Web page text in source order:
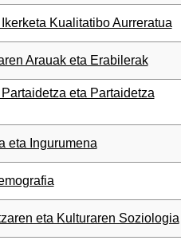
Kualitatibo Aurreratua
Arauak eta Erabilerak
eta Partaidetza
eta Ingurumena
eta Kulturaren Soziologia